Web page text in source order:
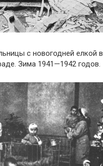
с новогодней елкой в
Зима 1941—1942 годов.